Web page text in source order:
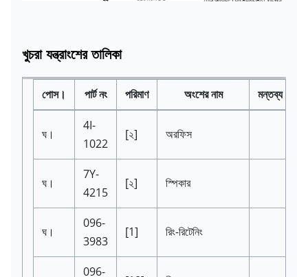
খুচরা যন্ত্রাংশের তালিকা
পোস। পার্ট নং পরিমাণ অংশের নাম মন্তব্য
ঘ।
4I-
1022
[২] অরফিস
ঘ।
7Y-
4215
[২] স্পিকার
ঘ।
096-
3983
[1] রিং-রিটেনিং
096-